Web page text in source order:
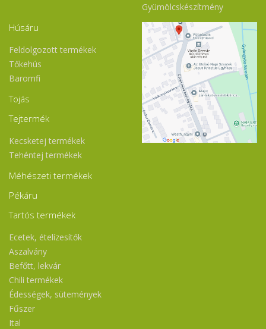
Gyümölcskészítmény
Húsáru
Feldolgozott termékek
Tőkehús
Baromfi
Tojás
Tejtermék
Kecsketej termékek
Tehéntej termékek
Méhészeti termékek
Pékáru
Tartós termékek
Ecetek, ételízesítők
Aszalvány
Befőtt, lekvár
Chili termékek
Édességek, sütemények
Fűszer
Ital